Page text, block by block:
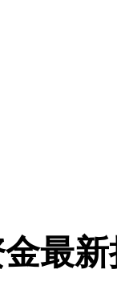
最